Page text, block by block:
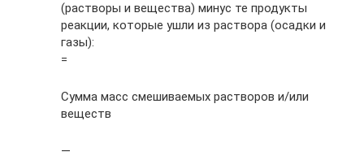
(растворы и вещества) минус те продукты
реакции, которые ушли из раствора (осадки и
газы):
=
Сумма масс смешиваемых растворов и/или
веществ
—